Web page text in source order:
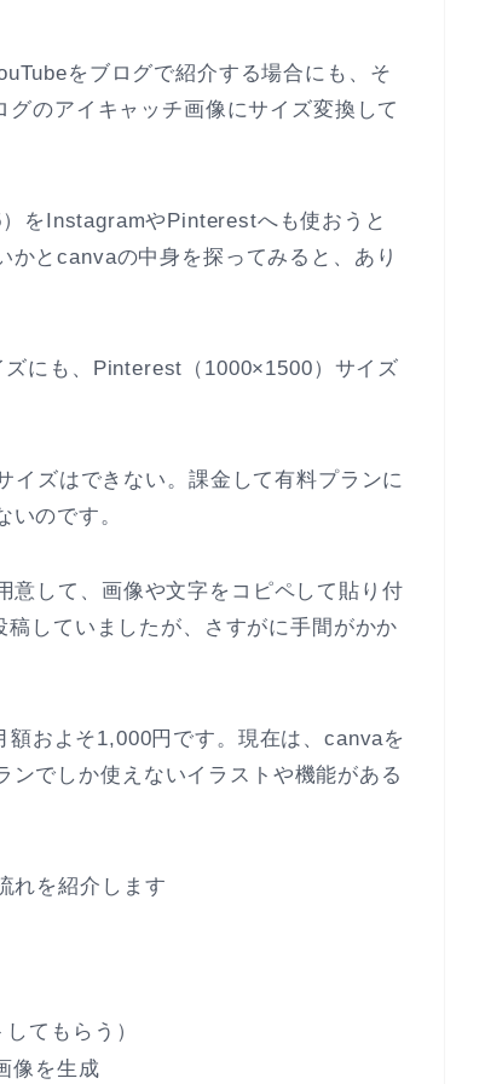
をブログで紹介する場合にも、そ
のアイキャッチ画像にサイズ変換して
をInstagramやPinterestへも使おうと
とcanvaの中身を探ってみると、あり
にも、Pinterest（1000×1500）サイズ
イズはできない。課金して有料プランに
のです。
意して、画像や文字をコピペして貼り付
していましたが、さすがに手間がかか
およそ1,000円です。現在は、canvaを
でしか使えないイラストや機能がある
れを紹介します
てもらう）
像を生成